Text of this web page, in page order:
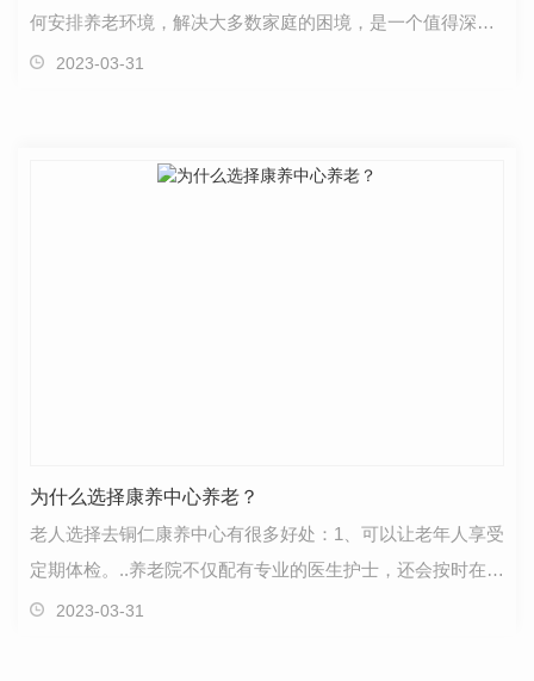
何安排养老环境，解决大多数家庭的困境，是一个值得深入
研究的问题。在现在的养老观念下，大多数老人还是觉…
2023-03-31
为什么选择康养中心养老？
老人选择去铜仁康养中心有很多好处：1、可以让老年人享受
定期体检。..养老院不仅配有专业的医生护士，还会按时在特
定的大医院为养老机构进行体检。有规律的身心健…
2023-03-31